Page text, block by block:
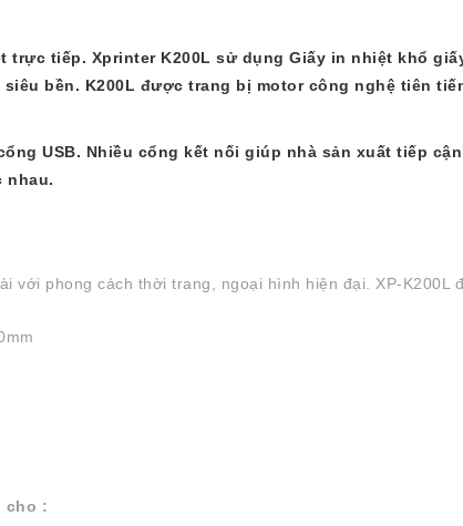
trực tiếp. Xprinter K200L sử dụng Giấy in nhiệt khổ
bền. K200L được trang bị motor công nghệ tiên
USB. Nhiều cổng kết nối giúp nhà sản xuất tiếp
nhau.
với phong cách thời trang, ngoại hình hiện đại. XP-
cho :